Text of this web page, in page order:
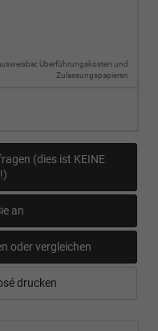
Überführungskosten und
Zulassungspapieren
(dies ist KEINE
an
oder vergleichen
drucken